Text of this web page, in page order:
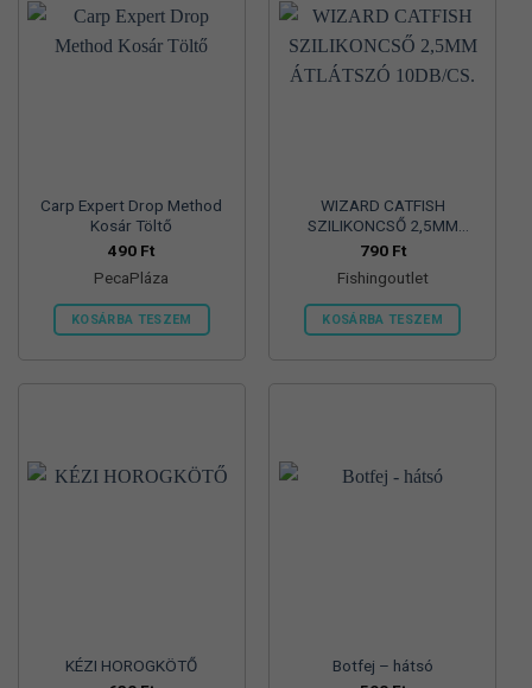
van.
A
változatok
a
Carp Expert Drop Method
Kosár Töltő
490 Ft
PecaPláza
KOSÁRBA TESZEM
van.
WIZARD CATFISH
SZILIKONCSŐ 2,5MM
ÁTLÁTSZÓ 10DB/CS.
790 Ft
Fishingoutlet
KOSÁRBA TESZEM
KÉZI HOROGKÖTŐ
Botfej – hátsó